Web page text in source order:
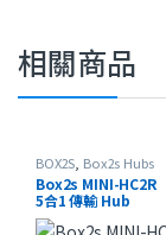
相關商品
BOX2S Box2s Hubs
Box2s MINI-HC2R
5合1 傳輸 Hub